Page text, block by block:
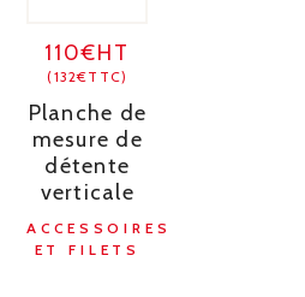
110€HT
(132€TTC)
Planche de
mesure de
détente
verticale
ACCESSOIRES
ET FILETS